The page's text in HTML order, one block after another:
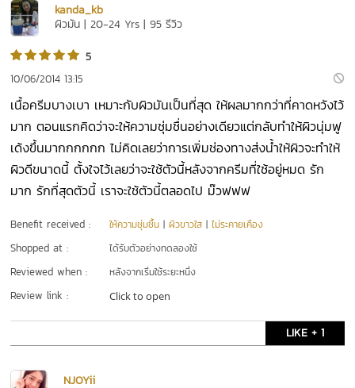
kanda_kb
ผิวมัน | 20-24 Yrs | 95 รีวิว
5
10/06/2014 13:15
เนื้อครีมบางเบา เหมาะกับผิวมันเป็นที่สุด ให้ผลมากกว่าที่คาดหวังไว้
มาก ตอนแรกคิดว่าจะให้ความชุ่มชื่นอย่างเดียวแต่กลับทำให้ผิวนุ่มฟู
เด้งขึ้นมากกกกกก ไม่คิดเลยว่าการเพิ่มช่องทางส่งนํ้าให้ผิวจะทำให้
ผิวดีขนาดนี้ ตั้งใจไว้เลยว่าจะใช้ตัวนี้หลังจากครีมที่ใช้อยู่หมด รัก
มาก รักที่สุดตัวนี้ เราจะใช้ตัวนี้ตลอดไป ม๊วฟฟฟ
Benefit received : ให้ความชุ่มชื้น |ผิวขาวใส |ไม่ระคายเคือง
Shopped at : ได้รับตัวอย่างทดลองใช้
Reviewed when : หลังจากเริ่มใช้ระยะหนึ่ง
Review link : Click to open
LIKE + 1
NJOYii